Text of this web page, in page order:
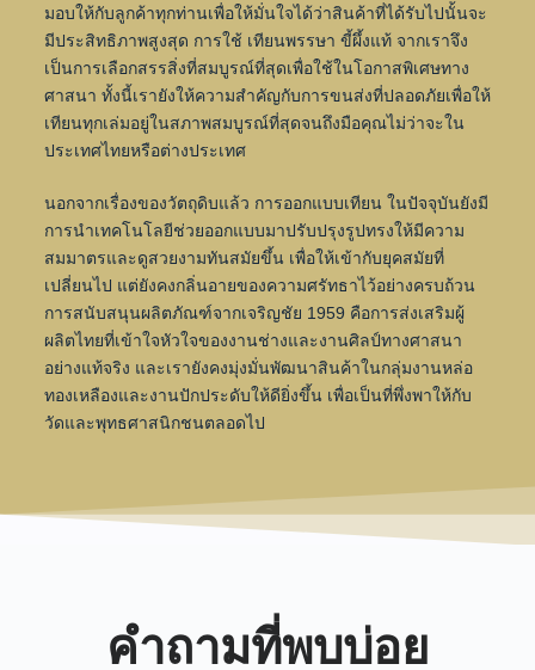
มอบให้กับลูกค้าทุกท่านเพื่อให้มั่นใจได้ว่าสินค้าที่ได้รับไปนั้นจะ
มีประสิทธิภาพสูงสุด การใช้ เทียนพรรษา ขี้ผึ้งแท้ จากเราจึง
เป็นการเลือกสรรสิ่งที่สมบูรณ์ที่สุดเพื่อใช้ในโอกาสพิเศษทาง
ศาสนา ทั้งนี้เรายังให้ความสำคัญกับการขนส่งที่ปลอดภัยเพื่อให้
เทียนทุกเล่มอยู่ในสภาพสมบูรณ์ที่สุดจนถึงมือคุณไม่ว่าจะใน
ประเทศไทยหรือต่างประเทศ
นอกจากเรื่องของวัตถุดิบแล้ว การออกแบบเทียน ในปัจจุบันยังมี
การนำเทคโนโลยีช่วยออกแบบมาปรับปรุงรูปทรงให้มีความ
สมมาตรและดูสวยงามทันสมัยขึ้น เพื่อให้เข้ากับยุคสมัยที่
เปลี่ยนไป แต่ยังคงกลิ่นอายของความศรัทธาไว้อย่างครบถ้วน
การสนับสนุนผลิตภัณฑ์จากเจริญชัย 1959 คือการส่งเสริมผู้
ผลิตไทยที่เข้าใจหัวใจของงานช่างและงานศิลป์ทางศาสนา
อย่างแท้จริง และเรายังคงมุ่งมั่นพัฒนาสินค้าในกลุ่มงานหล่อ
ทองเหลืองและงานปักประดับให้ดียิ่งขึ้น เพื่อเป็นที่พึ่งพาให้กับ
วัดและพุทธศาสนิกชนตลอดไป
คำถามที่พบบ่อย